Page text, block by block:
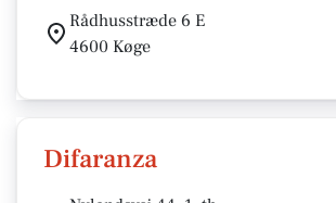
Rådhusstræde 6 E
4600 Køge
Difaranza